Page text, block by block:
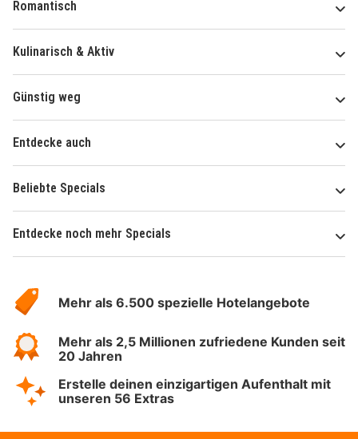
Romantisch
Kulinarisch & Aktiv
Günstig weg
Entdecke auch
Beliebte Specials
Entdecke noch mehr Specials
Hotelspecials
Mehr als 6.500 spezielle Hotelangebote
Mehr als 2,5 Millionen zufriedene Kunden seit
20 Jahren
Erstelle deinen einzigartigen Aufenthalt mit
unseren 56 Extras